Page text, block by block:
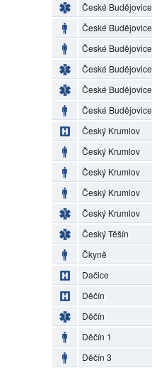
České Budějovice
České Budějovice
České Budějovice
České Budějovice
České Budějovice
České Budějovice
Český Krumlov
Český Krumlov
Český Krumlov
Český Krumlov
Český Krumlov
Český Těšín
Čkyně
Dačice
Děčín
Děčín
Děčín 1
Děčín 3